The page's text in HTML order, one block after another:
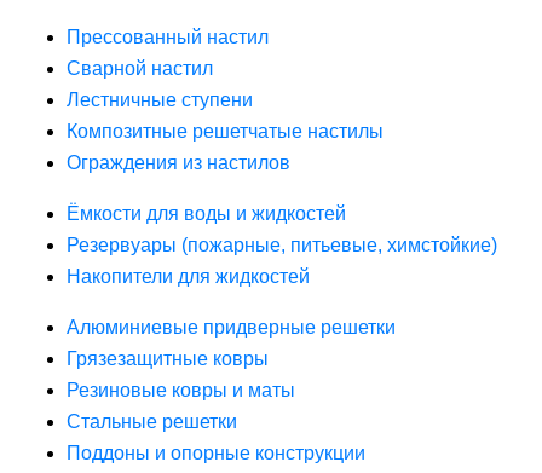
Прессованный настил
Сварной настил
Лестничные ступени
Композитные решетчатые настилы
Ограждения из настилов
Ёмкости для воды и жидкостей
Резервуары (пожарные, питьевые, химстойкие)
Накопители для жидкостей
Алюминиевые придверные решетки
Грязезащитные ковры
Резиновые ковры и маты
Стальные решетки
Поддоны и опорные конструкции